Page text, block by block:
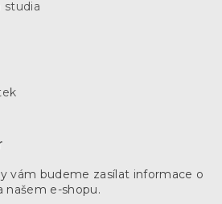
studia
vám budeme zasílat informace o
našem e-shopu.